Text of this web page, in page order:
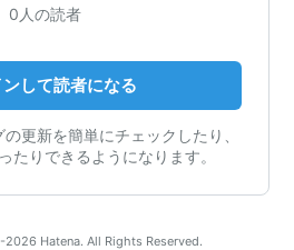
0人の読者
ンして読者になる
更新を簡単にチェックしたり、
たりできるようになります。
Hatena. All Rights Reserved.